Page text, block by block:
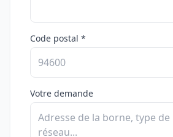
Code postal *
Votre demande